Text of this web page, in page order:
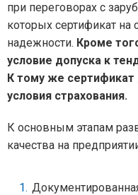
при переговорах с
которых сертификат на
надежности. Кроме
условие допуска к
К тому же сертификат
условия страхования.
К основным этапам
качества на